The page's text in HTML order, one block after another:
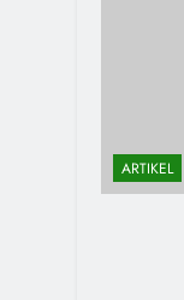
ARTIKEL